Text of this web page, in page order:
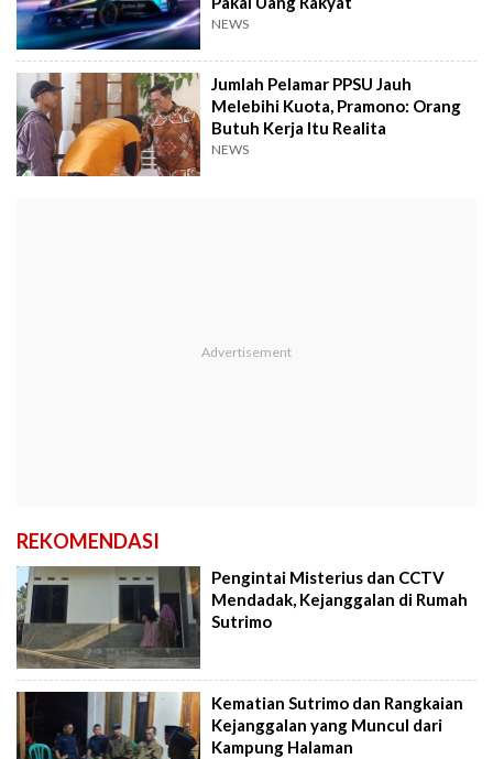
NEWS
Jumlah Pelamar PPSU Jauh
Melebihi Kuota, Pramono: Orang
Butuh Kerja Itu Realita
NEWS
REKOMENDASI
Pengintai Misterius dan CCTV
Mendadak, Kejanggalan di Rumah
Sutrimo
Kematian Sutrimo dan Rangkaian
Kejanggalan yang Muncul dari
Kampung Halaman